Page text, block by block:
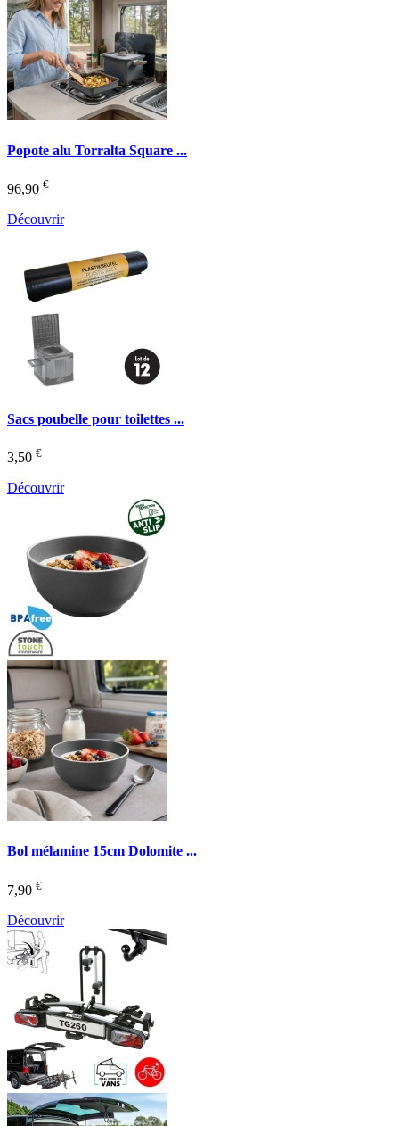
Popote alu Torralta Square ...
96,90 €
Découvrir
Sacs poubelle pour toilettes ...
3,50 €
Découvrir
Bol mélamine 15cm Dolomite ...
7,90 €
Découvrir